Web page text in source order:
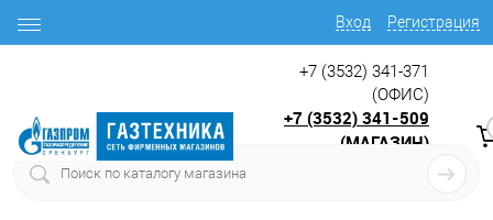
Вход Регистрация
+7 (3532) 341-371
(ОФИС)
+7 (3532) 341-509
(МАГАЗИН)